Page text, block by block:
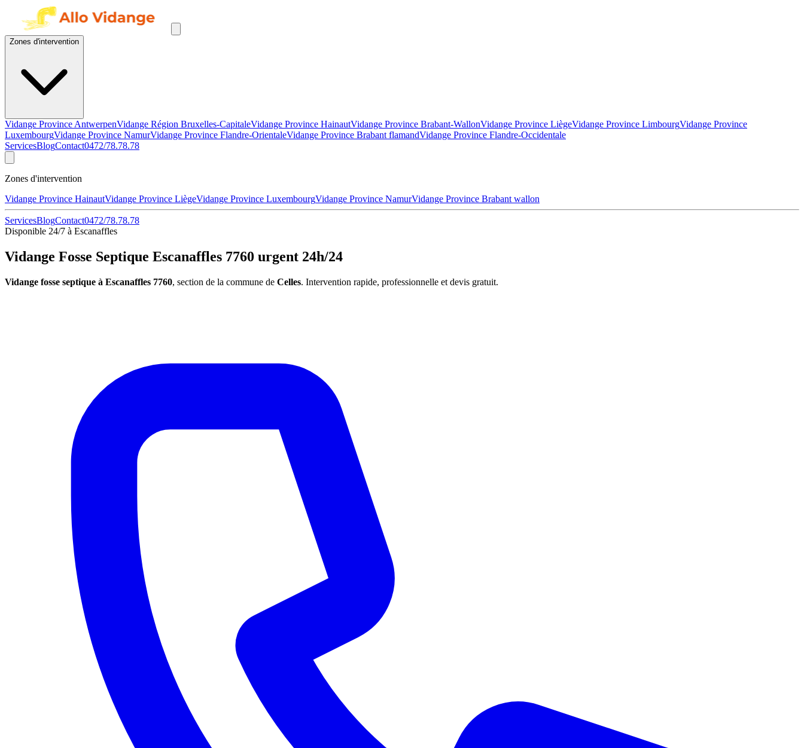
Zones d'intervention
Vidange Province AntwerpenVidange Région Bruxelles-CapitaleVidange Province HainautVidange Province Brabant-WallonVidange Province LiègeVidange Province LimbourgVidange Province
LuxembourgVidange Province NamurVidange Province Flandre-OrientaleVidange Province Brabant flamandVidange Province Flandre-Occidentale
ServicesBlogContact0472/78.78.78
Zones d'intervention
Vidange Province HainautVidange Province LiègeVidange Province LuxembourgVidange Province NamurVidange Province Brabant wallon
ServicesBlogContact0472/78.78.78
Disponible 24/7 à Escanaffles
Vidange Fosse Septique Escanaffles 7760 urgent 24h/24
Vidange fosse septique à Escanaffles 7760, section de la commune de Celles. Intervention rapide, professionnelle et devis gratuit.